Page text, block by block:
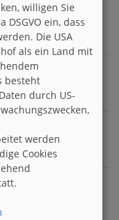
willigen Sie
DSGVO ein, dass
Die USA
als ein Land mit
besteht
durch US-
werden
Cookies